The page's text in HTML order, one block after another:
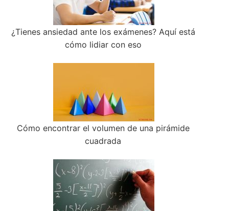
¿Tienes ansiedad ante los exámenes? Aquí está
cómo lidiar con eso
Cómo encontrar el volumen de una pirámide
cuadrada